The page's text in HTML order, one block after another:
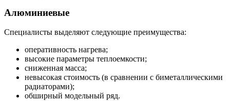
Алюминиевые
Специалисты выделяют следующие преимущества:
оперативность нагрева;
высокие параметры теплоемкости;
сниженная масса;
невысокая стоимость (в сравнении с биметаллическими
радиаторами);
обширный модельный ряд.